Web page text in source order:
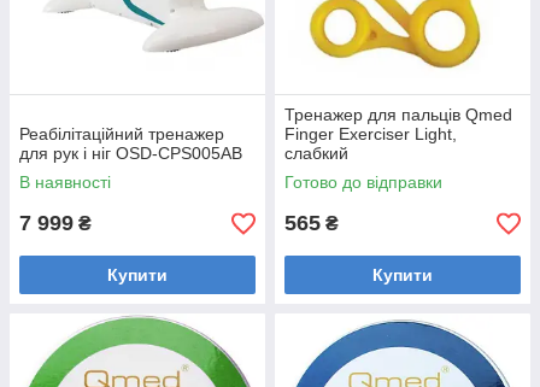
Реабілітаційний тренажер
для рук і ніг OSD-CPS005AB
В наявності
7 999 ₴
Купити
Тренажер для пальців Qmed
Finger Exerciser Light,
слабкий
Готово до відправки
565 ₴
Купити